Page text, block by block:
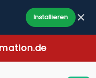
Installieren